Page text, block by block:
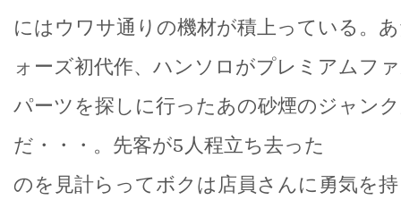
にはウワサ通りの機材が積上っている。
ォーズ初代作、ハンソロがプレミアムフ
パーツを探しに行ったあの砂煙のジャン
だ・・・。先客が5人程立ち去った
のを見計らってボクは店員さんに勇気を